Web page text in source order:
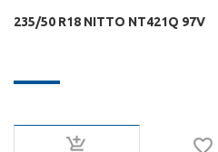
235/50 R18 NITTO NT421Q 97V